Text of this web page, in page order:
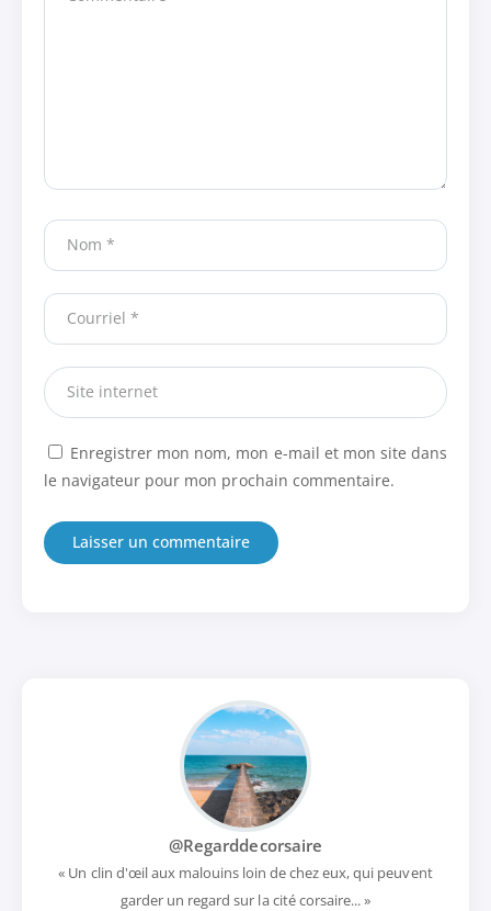
Enregistrer mon nom, mon e-mail et mon site dans
le navigateur pour mon prochain commentaire.
@Regarddecorsaire
« Un clin d'œil aux malouins loin de chez eux, qui peuvent
garder un regard sur la cité corsaire... »